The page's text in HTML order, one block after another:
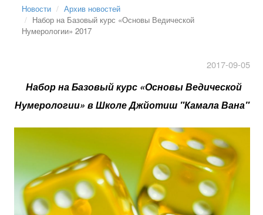
Новости
Архив новостей
Набор на Базовый курс «Основы Ведической
Нумерологии» 2017
2017-09-05
Набор на Базовый курс «Основы Ведической
Нумерологии» в Школе Джйотиш "Камала Вана"